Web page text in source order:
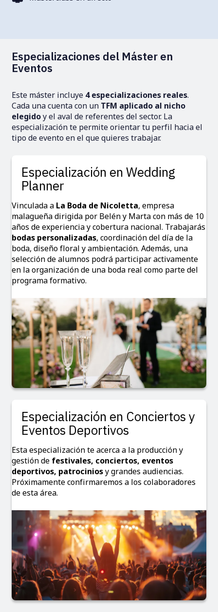
Especializaciones del Máster en
Eventos
Este máster incluye 4 especializaciones reales.
Cada una cuenta con un TFM aplicado al nicho
elegidoy el aval de referentes del sector. La
especialización te permite orientar tu perfil hacia el
tipo de evento en el que quieres trabajar.
Especialización en Wedding
Planner
Vinculada a La Boda de Nicoletta, empresa
malagueña dirigida por Belén y Marta con más de 10
años de experiencia y cobertura nacional. Trabajarás
bodas personalizadas, coordinación del día de la
boda, diseño floral y ambientación. Además, una
selección de alumnos podrá participar activamente
en la organización de una boda real como parte del
programa formativo.
Especialización en Conciertos y
Eventos Deportivos
Esta especialización te acerca a la producción y
gestión de festivales, conciertos, eventos
deportivos, patrociniosy grandes audiencias.
Próximamente confirmaremos a los colaboradores
de esta área.